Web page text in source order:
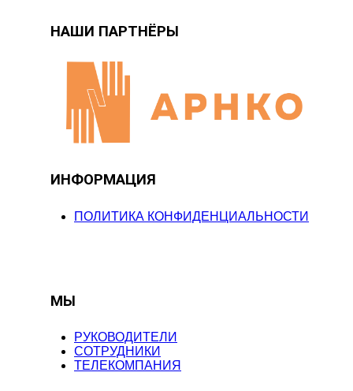
НАШИ ПАРТНЁРЫ
ИНФОРМАЦИЯ
ПОЛИТИКА КОНФИДЕНЦИАЛЬНОСТИ
МЫ
РУКОВОДИТЕЛИ
СОТРУДНИКИ
ТЕЛЕКОМПАНИЯ